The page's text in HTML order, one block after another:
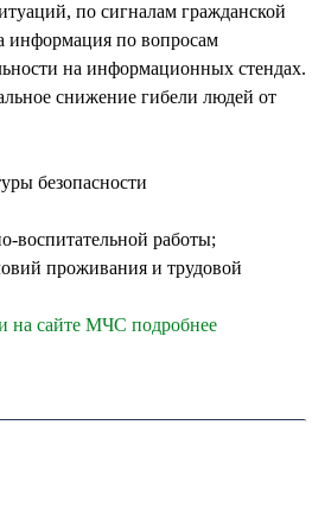
по сигналам гражданской
информация по вопросам
на информационных стендах.
снижение гибели людей от
безопасности
воспитательной работы;
проживания и трудовой
на сайте МЧС подробнее